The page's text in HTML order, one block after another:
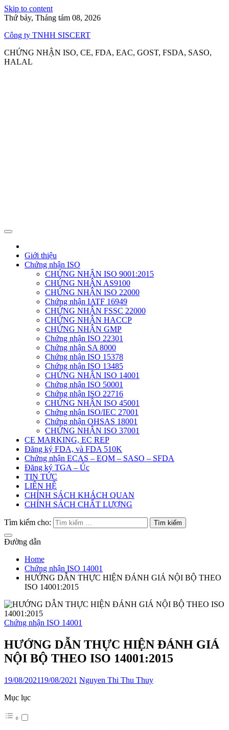
Skip to content
Thứ bảy, Tháng tám 08, 2026
Công ty TNHH SISCERT
CHỨNG NHẬN ISO, CE, FDA, EAC, GOST, FSDA, SASO,
HALAL
Giới thiệu
Chứng nhận ISO
CHỨNG NHẬN ISO 9001:2015
CHỨNG NHẬN AS9100
CHỨNG NHẬN ISO 22000
Chứng nhận IATF 16949
CHỨNG NHẬN FSSC 22000
CHỨNG NHẬN HACCP
CHỨNG NHẬN GMP
Chứng nhận ISO 22301
Chứng nhận SA 8000
Chứng nhận ISO 15378
Chứng nhận ISO 13485
CHỨNG NHẬN ISO 14001
Chứng nhận ISO 50001
Chứng nhận ISO 22716
CHỨNG NHẬN ISO 45001
Chứng nhận ISO/IEC 27001
Chứng nhận OHSAS 18001
CHỨNG NHẬN ISO 37001
CE MARKING, EC REP
Đăng ký FDA, và FDA 510K
Chứng nhận ECAS – EQM – SASO – SFDA
Đăng ký TGA – Úc
TIN TỨC
LIÊN HỆ
CHÍNH SÁCH KHÁCH QUAN
CHÍNH SÁCH CHẤT LƯỢNG
Tìm kiếm cho:
Đường dẫn
Home
Chứng nhận ISO 14001
HƯỚNG DẪN THỰC HIỆN ĐÁNH GIÁ NỘI BỘ THEO
ISO 14001:2015
Chứng nhận ISO 14001
HƯỚNG DẪN THỰC HIỆN ĐÁNH GIÁ
NỘI BỘ THEO ISO 14001:2015
19/08/202119/08/2021 Nguyen Thi Thu Thuy
Mục lục